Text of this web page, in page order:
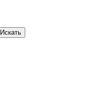
Искать